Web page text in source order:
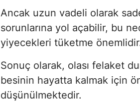
Ancak uzun vadeli olarak
sorunlarına yol açabilir, bu
yiyecekleri tüketme
Sonuç olarak, olası felaket
besinin hayatta kalmak için
düşünülmektedir.